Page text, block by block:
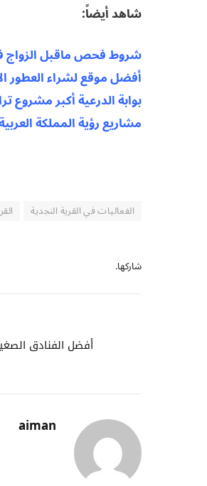
شاهد أيضاً:
شروط فحص ماقبل الزواج
أفضل موقع لشراء العطور
بوابة الدرعية أكبر مشروع
مشاريع رؤية المملكة العربية
الفعاليات في القرية النجدية
شاركها.
أفضل الفنادق
aiman